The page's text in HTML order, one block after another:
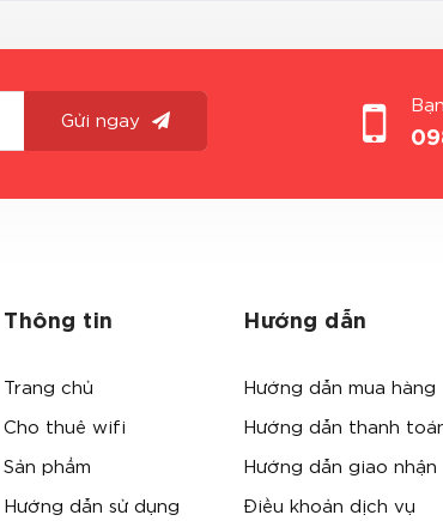
Gửi ngay
Thông tin
Trang chủ
Cho thuê wifi
Sản phẩm
Hướng dẫn sử dụng
Hướng dẫn
Hướng dẫn mua hàng
Hướng dẫn thanh
Hướng dẫn giao nhận
Điều khoản dịch vụ